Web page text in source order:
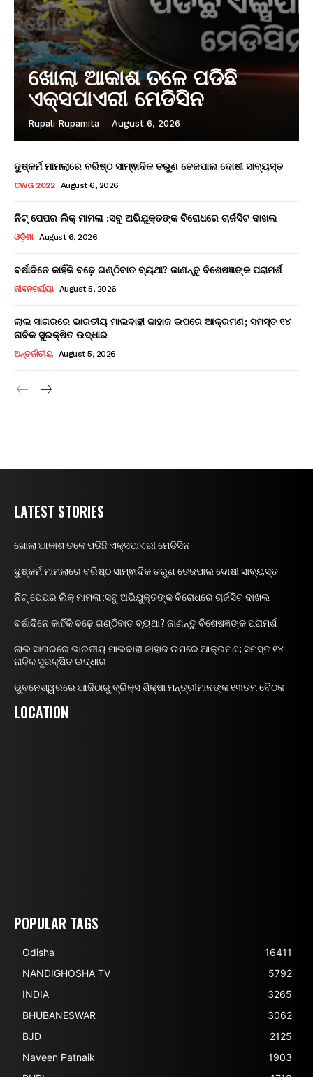
ଖୋଲା ଆକାଶ ତଳେ ପଡିଛି
ଏକ୍ସପାଏରୀ ମେଡିସିନ
Rupali Rupamita - August 6, 2026
ଦୁଷ୍କର୍ମ ମାମଲାରେ ବରିଷ୍ଠ ସାମ୍ଵାଦିକ ତରୁଣ ତେଜପାଲ ଦୋଷୀ ସାବ୍ୟସ୍ତ
CWG 2022 August 6, 2026
ନିଟ୍ ପେପର ଲିକ୍ ମାମଲା :ସବୁ ଅଭିଯୁକ୍ତଙ୍କ ବିରୋଧରେ ଚାର୍ଜସିଟ ଦାଖଲ
ଓଡ଼ିଶା August 6, 2026
ବର୍ଷାଦିନେ କାହିଁକି ବଢ଼େ ଗଣ୍ଠିବାତ ବ୍ୟଥା? ଜାଣନ୍ତୁ ବିଶେଷଜ୍ଞଙ୍କ ପରାମର୍ଶ
ଜୀବନଚର୍ଯ୍ୟା August 5, 2026
ଲାଲ ସାଗରରେ ଭାରତୀୟ ମାଲବାହୀ ଜାହାଜ ଉପରେ ଆକ୍ରମଣ; ସମସ୍ତ ୧୪
ନାବିକ ସୁରକ୍ଷିତ ଉଦ୍ଧାର
ଅନ୍ତର୍ଜାତୀୟ August 5, 2026
LATEST STORIES
ଖୋଲା ଆକାଶ ତଳେ ପଡିଛି ଏକ୍ସପାଏରୀ ମେଡିସିନ
ଦୁଷ୍କର୍ମ ମାମଲାରେ ବରିଷ୍ଠ ସାମ୍ଵାଦିକ ତରୁଣ ତେଜପାଲ ଦୋଷୀ ସାବ୍ୟସ୍ତ
ନିଟ୍ ପେପର ଲିକ୍ ମାମଲା :ସବୁ ଅଭିଯୁକ୍ତଙ୍କ ବିରୋଧରେ ଚାର୍ଜସିଟ ଦାଖଲ
ବର୍ଷାଦିନେ କାହିଁକି ବଢ଼େ ଗଣ୍ଠିବାତ ବ୍ୟଥା? ଜାଣନ୍ତୁ ବିଶେଷଜ୍ଞଙ୍କ ପରାମର୍ଶ
ଲାଲ ସାଗରରେ ଭାରତୀୟ ମାଲବାହୀ ଜାହାଜ ଉପରେ ଆକ୍ରମଣ; ସମସ୍ତ ୧୪
ନାବିକ ସୁରକ୍ଷିତ ଉଦ୍ଧାର
ଭୁବନେଶ୍ୱରରେ ଆଜିଠାରୁ ବ୍ରିକ୍ସ ଶିକ୍ଷା ମନ୍ତ୍ରୀମାନଙ୍କ ୧୩ତମ ବୈଠକ
LOCATION
POPULAR TAGS
Odisha
16411
NANDIGHOSHA TV
5792
INDIA
3265
BHUBANESWAR
3062
BJD
2125
Naveen Patnaik
1903